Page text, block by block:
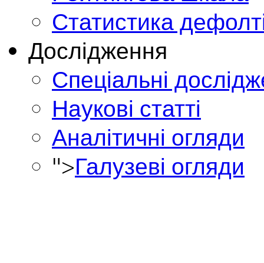
Статистика
Дослідження
Спеціальні
Наукові статті
Аналітичні огляди
">Галузеві огляди